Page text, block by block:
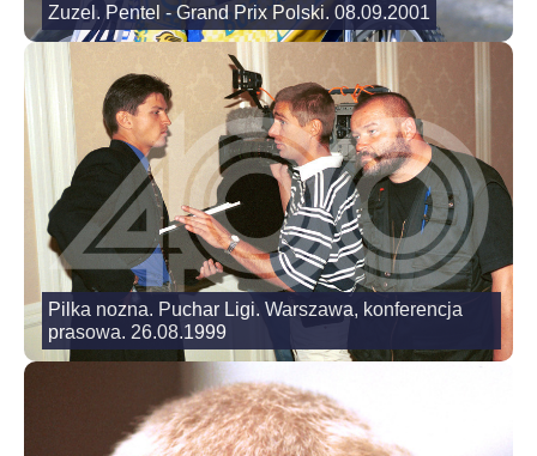
Zuzel. Pentel - Grand Prix Polski. 08.09.2001
Pilka nozna. Puchar Ligi. Warszawa, konferencja
prasowa. 26.08.1999